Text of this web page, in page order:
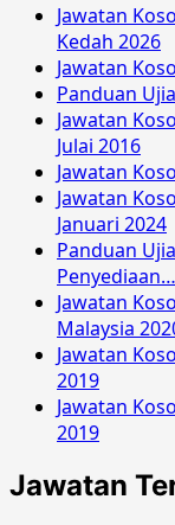
Jawatan
Kedah 2026
Jawatan
Panduan
Jawatan
Julai 2016
Jawatan
Jawatan
Januari 2024
Panduan
Penyediaan…
Jawatan
Malaysia
Jawatan
2019
Jawatan
2019
Jawatan